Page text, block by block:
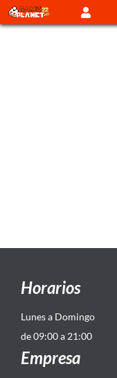
Horarios
Lunes a Domingo
de 09:00 a 21:00
Empresa